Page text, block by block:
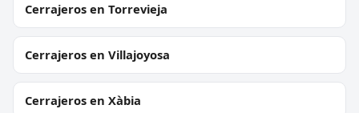
Cerrajeros en Torrevieja
Cerrajeros en Villajoyosa
Cerrajeros en Xàbia